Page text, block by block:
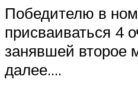
Победителю в
присваиваться 4
занявшей второе
далее….